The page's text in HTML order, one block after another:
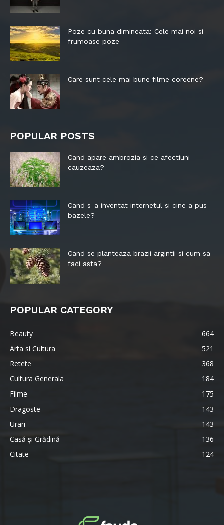
Poze cu buna dimineata: Cele mai noi si
frumoase poze
Care sunt cele mai bune filme coreene?
POPULAR POSTS
Cand apare ambrozia si ce afectiuni
cauzeaza?
Cand s-a inventat internetul si cine a pus
bazele?
Cand se planteaza brazii argintii si cum sa
faci asta?
POPULAR CATEGORY
Beauty
664
Arta si Cultura
521
Retete
368
Cultura Generala
184
Filme
175
Dragoste
143
Urari
143
Casă şi Grădină
136
Citate
124